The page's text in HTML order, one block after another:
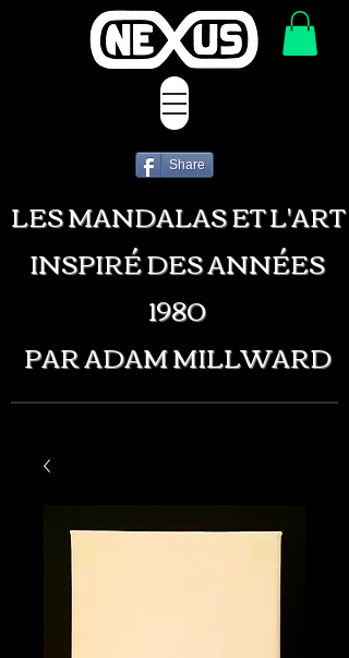
LES MANDALAS ET L'ART
INSPIRÉ DES ANNÉES
1980
PAR ADAM MILLWARD
Share